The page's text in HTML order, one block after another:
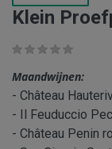
Klein
Maandwijnen:
- Château
- Il Feuduccio
- Château Penin